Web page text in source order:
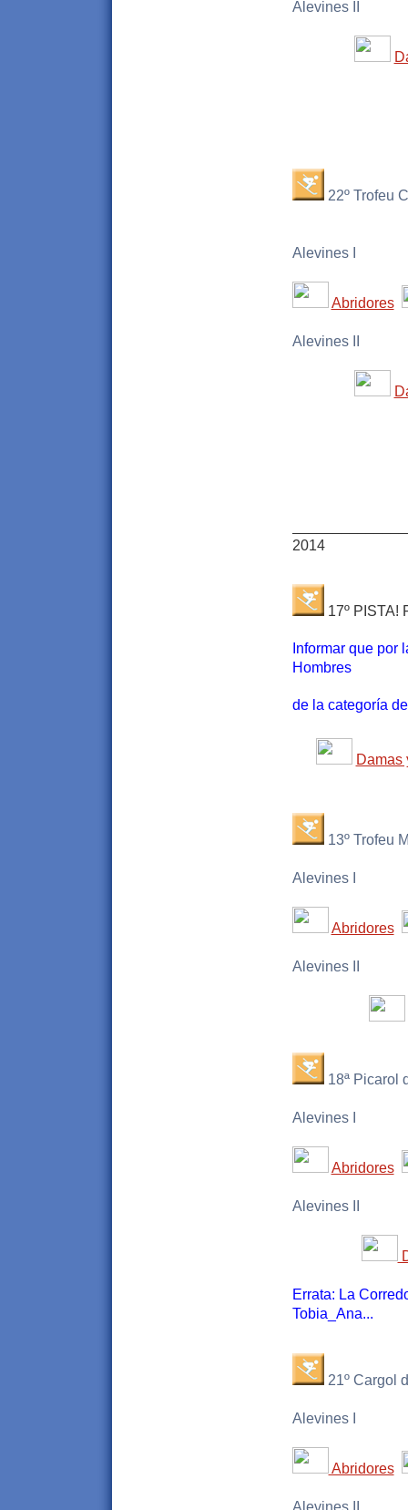
Alevines II
22º Trofeu
Alevines I
Abridores
Alevines II
2014
17º PISTA!
Informar que por
Hombres
de la categoría
Damas
13º Trofeu
Alevines I
Abridores
Alevines II
18ª Picarol
Alevines I
Abridores
Alevines II
Errata: La
Tobia_Ana...
21º Cargol
Alevines I
Abridores
Alevines II